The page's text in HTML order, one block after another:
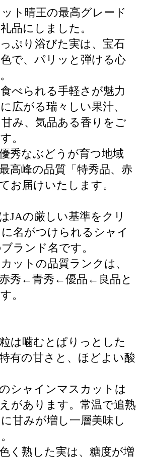
ト晴王の最高グレード
品にしました。
ぷり浴びた実は、宝石
で、パリッと弾ける心
べられる手軽さが魅力
広がる瑞々しい果汁、
み、気品ある香りをご
。
秀なぶどうが育つ地域
高峰の品質「特秀品、赤
お届けいたします。
JAの厳しい基準をクリ
名がつけられるシャイ
ランド名です。
ットの品質ランクは、
秀←青秀←優品←良品と
。
は噛むとぱりっとした
有の甘さと、ほどよい酸
シャインマスカットは
があります。常温で追熟
甘みが増し一層美味し
く熟した実は、糖度が増